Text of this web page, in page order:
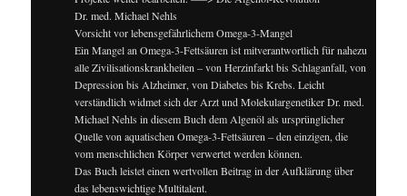
Dr. med. Michael Nehls
Vorsicht vor lebensgefährlichem Omega-3-Mangel
Ein Mangel an Omega-3-Fettsäuren ist mitverantwortlich für nahezu
alle Zivilisationskrankheiten – von Herzinfarkt bis Schlaganfall, von
Depression bis Alzheimer, von Diabetes bis Krebs. Leicht
verständlich widmet sich der Arzt und Molekulargenetiker Dr. med.
Michael Nehls in diesem Buch dem Algenöl als ursprünglicher
Quelle von aquatischen Omega-3-Fettsäuren – den einzigen, die
vom menschlichen Körper verwertet werden können.
Das Buch leistet einen wertvollen Beitrag in der Aufklärung über
das lebenswichtige Multitalent.